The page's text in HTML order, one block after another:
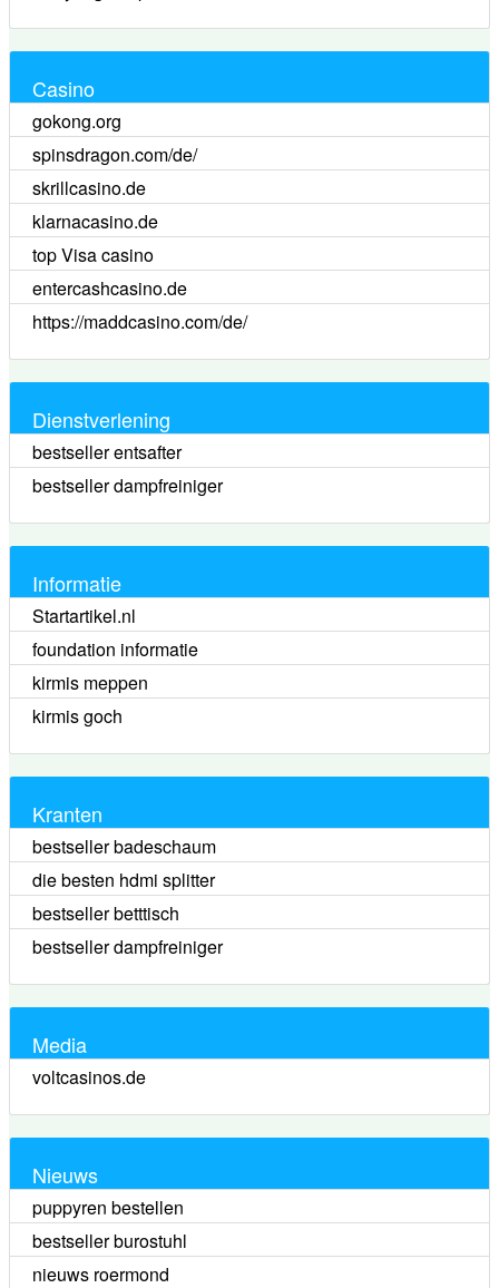
Casino
gokong.org
spinsdragon.com/de/
skrillcasino.de
klarnacasino.de
top Visa casino
entercashcasino.de
https://maddcasino.com/de/
Dienstverlening
bestseller entsafter
bestseller dampfreiniger
Informatie
Startartikel.nl
foundation informatie
kirmis meppen
kirmis goch
Kranten
bestseller badeschaum
die besten hdmi splitter
bestseller betttisch
bestseller dampfreiniger
Media
voltcasinos.de
Nieuws
puppyren bestellen
bestseller burostuhl
nieuws roermond